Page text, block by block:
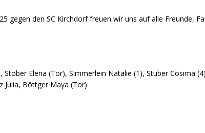
gegen den SC Kirchdorf freuen wir uns auf alle Freunde,
Elena (Tor), Simmerlein Natalie (1), Stuber Cosima
Julia, Böttger Maya (Tor)